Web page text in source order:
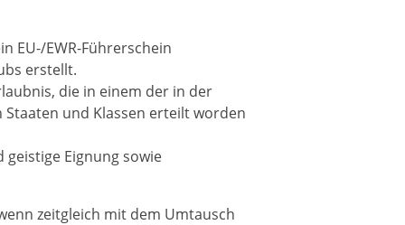
EU-/EWR-Führerschein
erstellt.
die in einem der in der
und Klassen erteilt worden
Eignung sowie
zeitgleich mit dem Umtausch